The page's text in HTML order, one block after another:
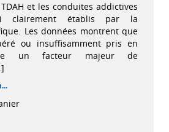
et les conduites addictives
clairement établis par la
Les données montrent que
ou insuffisamment pris en
un facteur majeur de